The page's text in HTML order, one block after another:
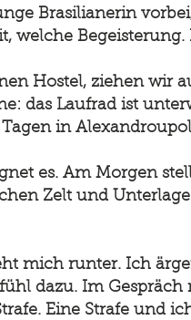
Brasilianerin
welche
Hostel, ziehen wir
das Laufrad ist
in
es. Am Morgen
Zelt und
mich runter. Ich
dazu. Im
Eine Strafe und